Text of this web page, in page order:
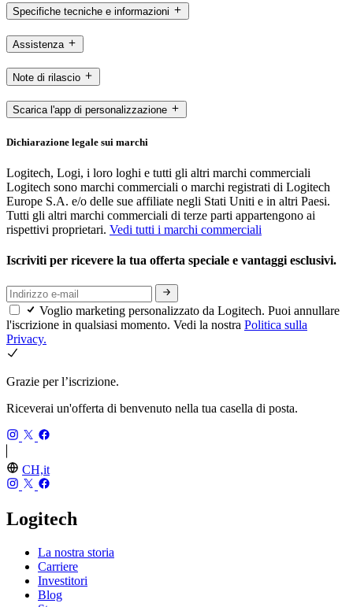
Specifiche tecniche e informazioni
Assistenza
Note di rilascio
Scarica l'app di personalizzazione
Dichiarazione legale sui marchi
Logitech, Logi, i loro loghi e tutti gli altri marchi commerciali
Logitech sono marchi commerciali o marchi registrati di Logitech
Europe S.A. e/o delle sue affiliate negli Stati Uniti e in altri Paesi.
Tutti gli altri marchi commerciali di terze parti appartengono ai
rispettivi proprietari. Vedi tutti i marchi commerciali
Iscriviti per ricevere la tua offerta speciale e vantaggi esclusivi.
Voglio marketing personalizzato da Logitech. Puoi annullare
l'iscrizione in qualsiasi momento. Vedi la nostra Politica sulla
Privacy.
Grazie per l’iscrizione.
Riceverai un'offerta di benvenuto nella tua casella di posta.
CH,it
Logitech
La nostra storia
Carriere
Investitori
Blog